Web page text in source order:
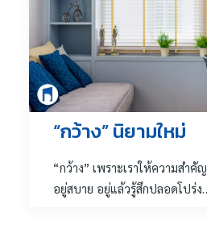
“กว้าง” นิยามใหม่
“กว้าง” เพราะเราให้ความสำ
อยู่สบาย อยู่แล้วรู้สึกปลอดโปร่ง